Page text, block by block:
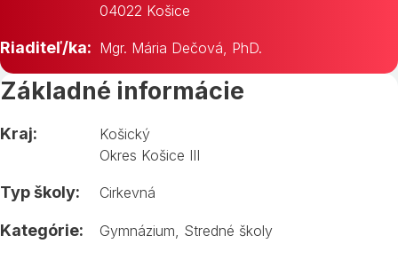
04022 Košice
Riaditeľ/ka: Mgr. Mária Dečová, PhD.
Základné informácie
Kraj:
Košický
Okres Košice III
Typ školy: Cirkevná
Kategórie: Gymnázium Stredné školy